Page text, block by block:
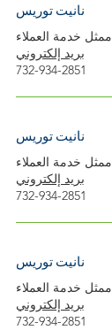
نانيت توريس
ممثل خدمة العملاء
بريد إلكتروني
732-934-2851
نانيت توريس
ممثل خدمة العملاء
بريد إلكتروني
732-934-2851
نانيت توريس
ممثل خدمة العملاء
بريد إلكتروني
732-934-2851